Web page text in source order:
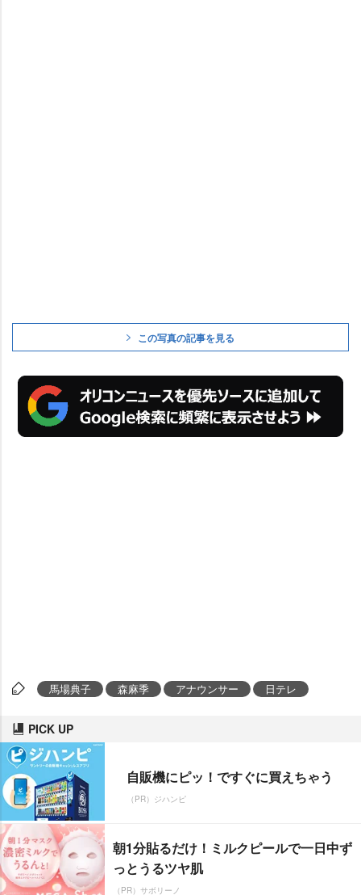
この写真の記事を見る
馬場典子 森麻季 アナウンサー 日テレ
PICK UP
自販機にピッ！ですぐに買えちゃう
（PR）ジハンピ
朝1分貼るだけ！ミルクピールで一日中ず
っとうるツヤ肌
（PR）サボリーノ